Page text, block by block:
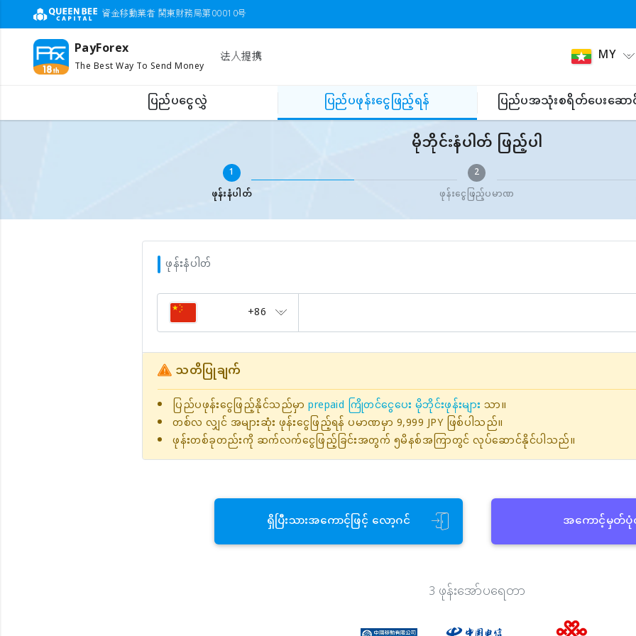
資金移動業者 関東財務局第00010号
PayForex
The Best Way To Send Money 法人提携 MY
ပြည်ပငွေလွှဲ
ပြည်ပဖုန်းငွေဖြည့်ရန် ပြည်ပအသုံးစရိတ်ပေးဆော
မိုဘိုင်းနံပါတ် ဖြည့်ပါ
မိုဘိုင်းနံပါတ် ဖြည့်ပါ
1
ဖုန်းနံပါတ်
2
ဖုန်းငွေဖြည့်ပမာဏ
ဖုန်းနံပါတ်
+86
သတိပြုချက်
ပြည်ပဖုန်းငွေဖြည့်နိုင်သည်မှာprepaid ကြိုတင်ငွေပေး မိုဘိုင်းဖုန်းများသာ။
တစ်လ လျှင် အများဆုံး ဖုန်းငွေဖြည့်ရန် ပမာဏမှာ 9,999 JPY ဖြစ်ပါသည်။
ဖုန်းတစ်ခုတည်းကို ဆက်လက်ငွေဖြည့်ခြင်းအတွက် ၅မိနစ်အကြာတွင် လုပ်ဆောင်နိုင်ပါသည်။
ရှိပြီးသားအကောင့်ဖြင့် လော့ဂင် အကောင့်မှတ်
3 ဖုန်းအော်ပရေတာ